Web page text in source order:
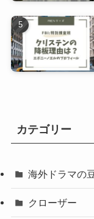
カテゴリー
海外ドラマの
クローザー